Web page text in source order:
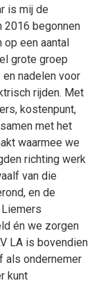
is mij de
2016 begonnen
op een aantal
grote groep
nadelen voor
rijden. Met
kostenpunt,
met het
waarmee we
richting werk
van die
en de
én we zorgen
LA is bovendien
als ondernemer
kunt